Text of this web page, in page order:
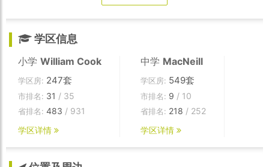
学区信息
小学 William Cook
学区房: 247套
市排名: 31 / 35
省排名: 483 / 931
学区详情
中学 MacNeill
学区房: 549套
市排名: 9 / 10
省排名: 218 / 252
学区详情